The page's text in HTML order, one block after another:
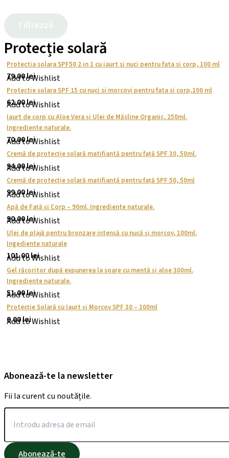
Filtrează
Protecție solară
Protectia solara SPF50 2 in 1 cu iaurt si nuci pentru fata si corp, 100 ml
79.00lei
Add to Wishlist
Protectie solara SPF 15 cu nuci si morcovi pentru fata si corp,100 ml
62.00lei
Add to Wishlist
Iaurt de corp cu Aloe Vera și Ulei de Măsline Organic, 250ml.
Ingrediente naturale.
70.00lei
Add to Wishlist
Cremă de protecție solară matifiantă pentru față SPF 30, 50ml.
94.00lei
Add to Wishlist
Cremă de protecție solară matifiantă pentru față SPF 50, 50ml
99.00lei
Add to Wishlist
Apă de Față și Corp – 90ml. Ingrediente naturale.
90.00lei
Add to Wishlist
Ulei de plajă pentru bronzare intensă cu nucă și morcov, 100ml.
Ingediente naturale
101.00lei
Add to Wishlist
Gel răcoritor după expunerea la soare cu mentă și aloe 300ml.
Ingrediente naturale.
51.00lei
Add to Wishlist
Protecție Solară cu Iaurt și Morcov SPF 30 – 100ml
0.00lei
Add to Wishlist
Abonează-te la newsletter
Fii la curent cu noutățile.
Abonează-te